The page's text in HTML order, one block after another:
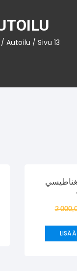
/ Autoilu / Sivu 13
2